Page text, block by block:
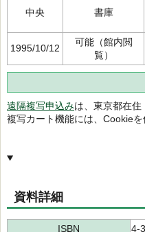
中央 書庫
1995/10/12
可能（館内閲
覧）
遠隔複写申込みは、東京都在
複写カート機能には、Cookie
資料詳細
ISBN
4-